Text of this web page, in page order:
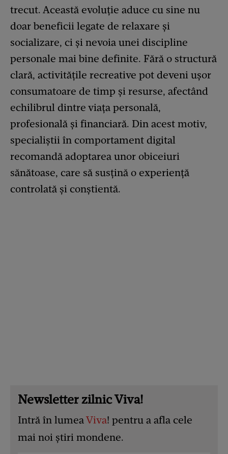
trecut. Această evoluție aduce cu sine nu
doar beneficii legate de relaxare și
socializare, ci și nevoia unei discipline
personale mai bine definite. Fără o structură
clară, activitățile recreative pot deveni ușor
consumatoare de timp și resurse, afectând
echilibrul dintre viața personală,
profesională și financiară. Din acest motiv,
specialiștii în comportament digital
recomandă adoptarea unor obiceiuri
sănătoase, care să susțină o experiență
controlată și conștientă.
Newsletter zilnic Viva!
Intră în lumeaViva! pentru a afla cele
mai noi știri mondene.